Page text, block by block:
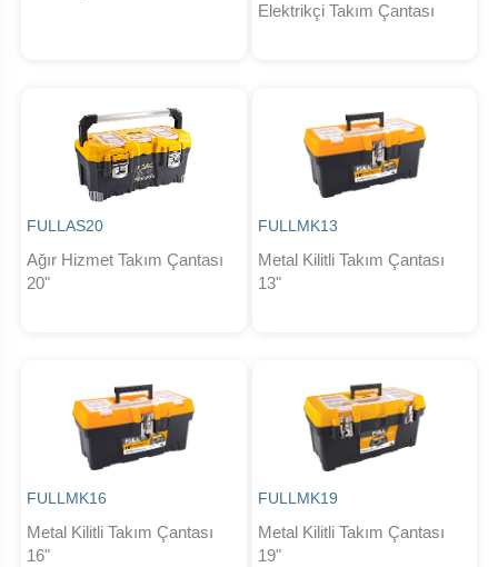
Elektrikçi Takım Çantası
FULLAS20
Ağır Hizmet Takım Çantası
20"
FULLMK13
Metal Kilitli Takım Çantası
13"
FULLMK16
Metal Kilitli Takım Çantası
16"
FULLMK19
Metal Kilitli Takım Çantası
19"